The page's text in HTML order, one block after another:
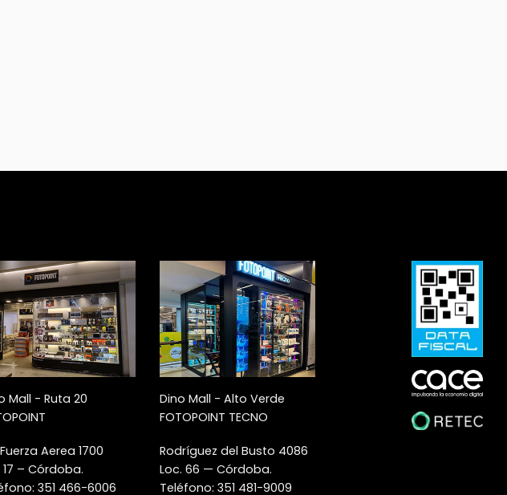
Mall - Ruta 20
Aerea 1700
17 – Córdoba.
351 466-6006
Dino Mall - Alto Verde
FOTOPOINT TECNO
Rodríguez del Busto 4086
Loc. 66 — Córdoba.
Teléfono: 351 481-9009